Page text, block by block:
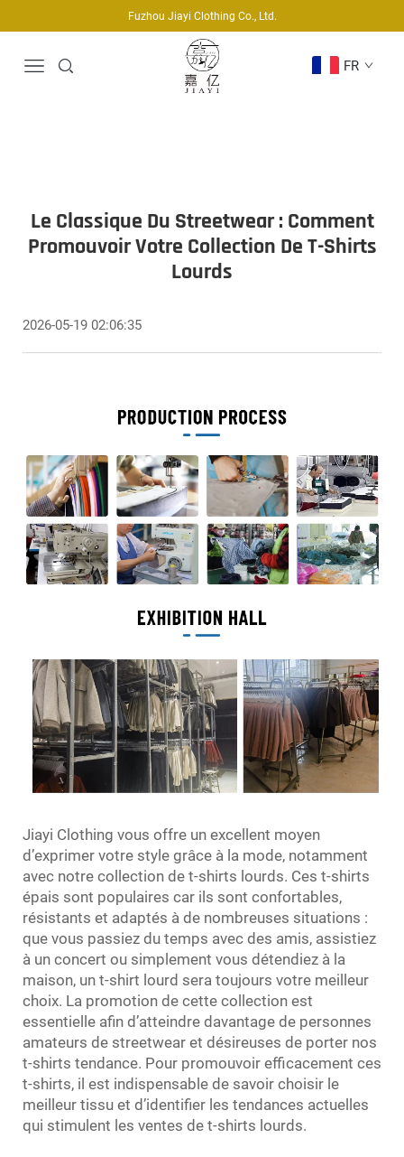
Fuzhou Jiayi Clothing Co., Ltd.
FR
Le Classique Du Streetwear : Comment
Promouvoir Votre Collection De T-Shirts
Lourds
2026-05-19 02:06:35
Jiayi Clothing vous offre un excellent moyen
d’exprimer votre style grâce à la mode, notamment
avec notre collection de t-shirts lourds. Ces t-shirts
épais sont populaires car ils sont confortables,
résistants et adaptés à de nombreuses situations :
que vous passiez du temps avec des amis, assistiez
à un concert ou simplement vous détendiez à la
maison, un t-shirt lourd sera toujours votre meilleur
choix. La promotion de cette collection est
essentielle afin d’atteindre davantage de personnes
amateurs de streetwear et désireuses de porter nos
t-shirts tendance. Pour promouvoir efficacement ces
t-shirts, il est indispensable de savoir choisir le
meilleur tissu et d’identifier les tendances actuelles
qui stimulent les ventes de t-shirts lourds.